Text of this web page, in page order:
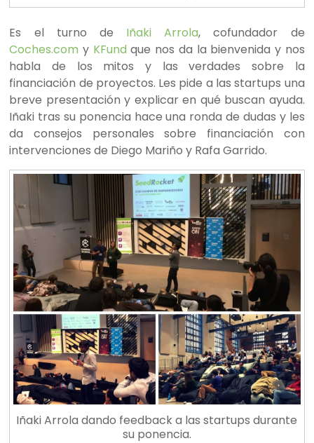
Es el turno de Iñaki Arrola, cofundador de
Coches.com y KFund que nos da la bienvenida y nos
habla de los mitos y las verdades sobre la
financiación de proyectos. Les pide a las startups una
breve presentación y explicar en qué buscan ayuda.
Iñaki tras su ponencia hace una ronda de dudas y les
da consejos personales sobre financiación con
intervenciones de Diego Mariño y Rafa Garrido.
Iñaki Arrola dando feedback a las startups durante
su ponencia.